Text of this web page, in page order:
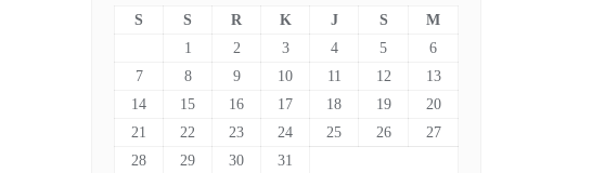
S S R K J S
M
1
2 3 4 5
6
7
8 9 10 11 12
13
14
15 16 17 18 19
20
21
22 23 24 25 26
27
28
29 30 31